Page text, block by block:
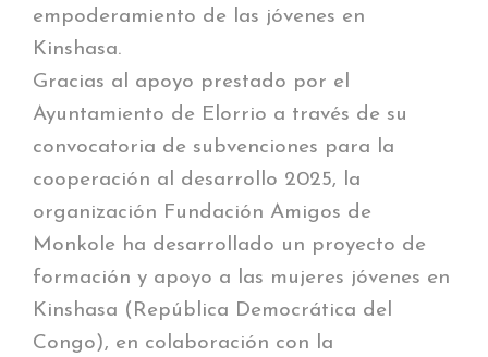
empoderamiento de las jóvenes en
Kinshasa.
Gracias al apoyo prestado por el
Ayuntamiento de Elorrio a través de su
convocatoria de subvenciones para la
cooperación al desarrollo 2025, la
organización Fundación Amigos de
Monkole ha desarrollado un proyecto de
formación y apoyo a las mujeres jóvenes en
Kinshasa (República Democrática del
Congo), en colaboración con la